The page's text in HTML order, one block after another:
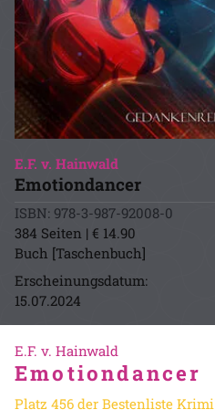
E.F. v. Hainwald
Emotiondancer
ISBN: 978-3-987-92008-0
384 Seiten | € 14.90
Buch [Taschenbuch]
Erscheinungsdatum:
15.07.2024
E.F. v. Hainwald
Emotiondancer
Platz 456 der Bestenliste Krimi